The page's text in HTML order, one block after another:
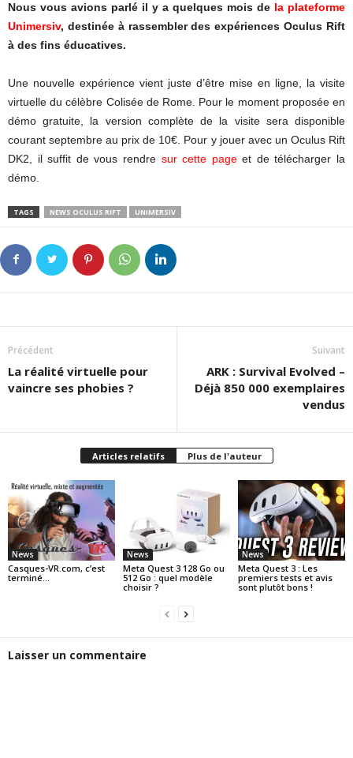
Nous vous avions parlé il y a quelques mois de la plateforme
Unimersiv, destinée à rassembler des expériences Oculus Rift
à des fins éducatives.
Une nouvelle expérience vient juste d’être mise en ligne, la visite
virtuelle du célèbre Colisée de Rome. Pour le moment proposée en
démo gratuite, la version complète de la visite sera disponible
courant septembre au prix de 10€. Pour y jouer avec un Oculus Rift
DK2, il suffit de vous rendre sur cette pageet de télécharger la
démo.
TAGS NEWS OCULUS RIFT UNIMERSIV
Précédent
La réalité virtuelle pour
vaincre ses phobies ?
Suivant
ARK : Survival Evolved –
Déjà 850 000 exemplaires
vendus
Articles relatifs Plus de l'auteur
News
Casques-VR.com, c’est
terminé…
News
Meta Quest 3 128 Go ou
512 Go : quel modèle
choisir ?
News
Meta Quest 3 : Les
premiers tests et avis
sont plutôt bons !
Laisser un commentaire